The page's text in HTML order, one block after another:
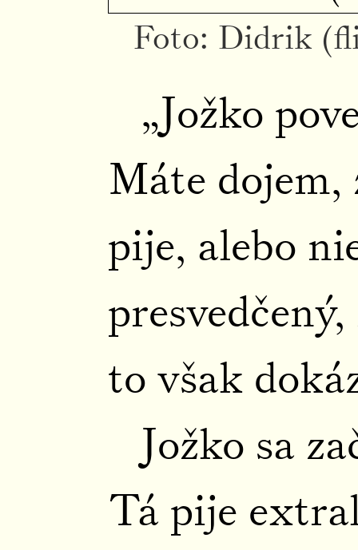
Foto: Didrik
„Jožko
Máte
pije, alebo
to však
Jožko sa
Tá pije